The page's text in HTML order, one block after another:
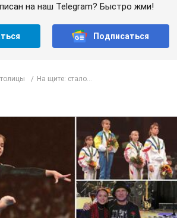
на наш Telegram? Быстро жми!
Подписаться
На щите: стало...